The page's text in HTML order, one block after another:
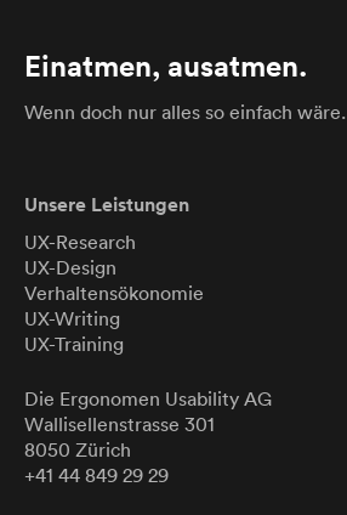
Einatmen, ausatmen.
Wenn doch nur alles so einfach wäre.
Unsere Leistungen
UX-Research
UX-Design
Verhaltensökonomie
UX-Writing
UX-Training
Die Ergonomen Usability AG
Wallisellenstrasse 301
8050 Zürich
+41 44 849 29 29